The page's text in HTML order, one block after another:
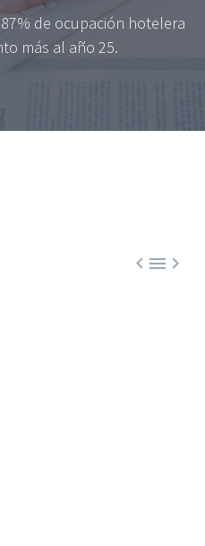
de ocupación hotelera
más al año 25.
